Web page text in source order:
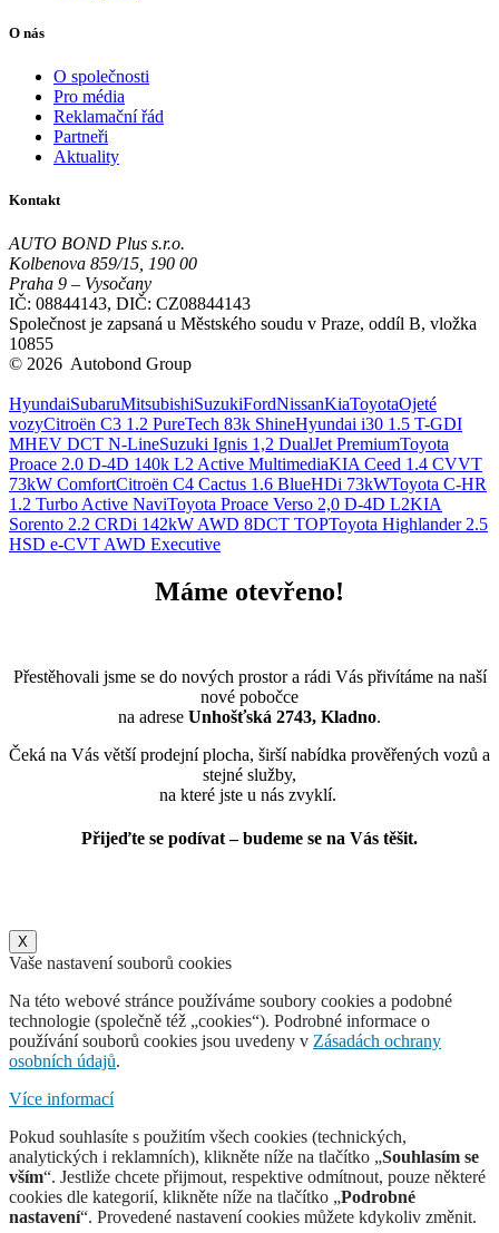
O nás
O společnosti
Pro média
Reklamační řád
Partneři
Aktuality
Kontakt
AUTO BOND Plus s.r.o.
Kolbenova 859/15, 190 00
Praha 9 – Vysočany
IČ: 08844143, DIČ: CZ08844143
Společnost je zapsaná u Městského soudu v Praze, oddíl B, vložka
10855
© 2026 Autobond Group
HyundaiSubaruMitsubishiSuzukiFordNissanKiaToyotaOjeté
vozyCitroën C3 1.2 PureTech 83k ShineHyundai i30 1.5 T-GDI
MHEV DCT N-LineSuzuki Ignis 1,2 DualJet PremiumToyota
Proace 2.0 D-4D 140k L2 Active MultimediaKIA Ceed 1.4 CVVT
73kW ComfortCitroën C4 Cactus 1.6 BlueHDi 73kWToyota C-HR
1.2 Turbo Active NaviToyota Proace Verso 2,0 D-4D L2KIA
Sorento 2.2 CRDi 142kW AWD 8DCT TOPToyota Highlander 2.5
HSD e-CVT AWD Executive
Máme otevřeno!
Přestěhovali jsme se do nových prostor a rádi Vás přivítáme na naší
nové pobočce
na adrese Unhošťská 2743, Kladno.
Čeká na Vás větší prodejní plocha, širší nabídka prověřených vozů a
stejné služby,
na které jste u nás zvyklí.
Přijeďte se podívat – budeme se na Vás těšit.
X
Vaše nastavení souborů cookies
Na této webové stránce používáme soubory cookies a podobné
technologie (společně též „cookies“). Podrobné informace o
používání souborů cookies jsou uvedeny v Zásadách ochrany
osobních údajů.
Více informací
Pokud souhlasíte s použitím všech cookies (technických,
analytických i reklamních), klikněte níže na tlačítko „Souhlasím se
vším“. Jestliže chcete přijmout, respektive odmítnout, pouze některé
cookies dle kategorií, klikněte níže na tlačítko „Podrobné
nastavení“. Provedené nastavení cookies můžete kdykoliv změnit.